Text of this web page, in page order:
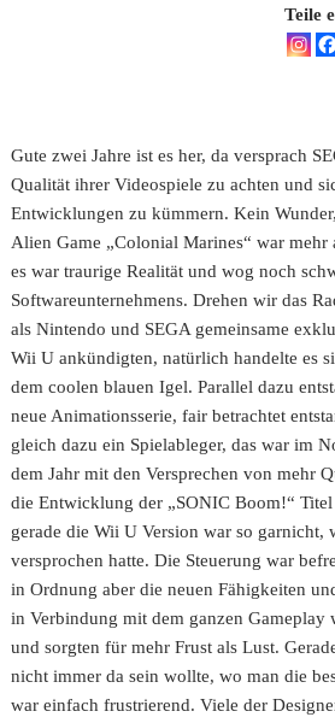
Teile
Gute zwei Jahre ist es her, da versprach
Qualität ihrer Videospiele zu achten und
Entwicklungen zu kümmern. Kein
Alien Game „Colonial Marines“ war mehr
es war traurige Realität und wog noch
Softwareunternehmens. Drehen wir das
als Nintendo und SEGA gemeinsame
Wii U ankündigten, natürlich handelte es
dem coolen blauen Igel. Parallel dazu
neue Animationsserie, fair betrachtet
gleich dazu ein Spielableger, das war im
dem Jahr mit den Versprechen von mehr
die Entwicklung der „SONIC Boom!“
gerade die Wii U Version war so garnicht,
versprochen hatte. Die Steuerung war
in Ordnung aber die neuen Fähigkeiten
in Verbindung mit dem ganzen Gameplay
und sorgten für mehr Frust als Lust.
nicht immer da sein wollte, wo man die
war einfach frustrierend. Viele der